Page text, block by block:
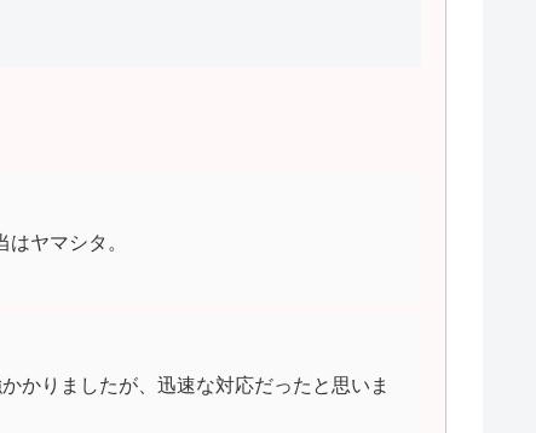
ヤマシタ。
かりましたが、迅速な対応だったと思いま